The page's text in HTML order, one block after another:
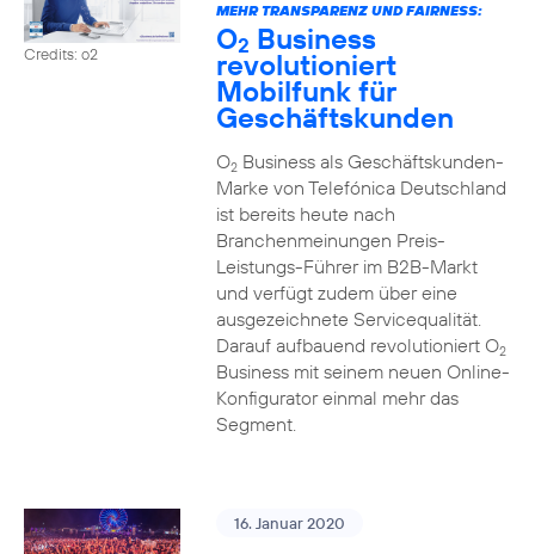
Credits: o2
MEHR TRANSPARENZ UND FAIRNESS:
O2 Business
revolutioniert
Mobilfunk für
Geschäftskunden
O2Business als Geschäftskunden-
Marke von Telefónica Deutschland
ist bereits heute nach
Branchenmeinungen Preis-
Leistungs-Führer im B2B-Markt
und verfügt zudem über eine
ausgezeichnete Servicequalität.
Darauf aufbauend revolutioniert O2
Business mit seinem neuen Online-
Konfigurator einmal mehr das
Segment.
16. Januar 2020